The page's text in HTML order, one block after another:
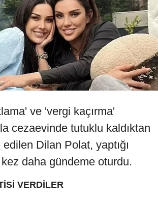
ve 'vergi kaçırma'
cezaevinde tutuklu kaldıktan
Dilan Polat, yaptığı
daha gündeme oturdu.
VERDİLER